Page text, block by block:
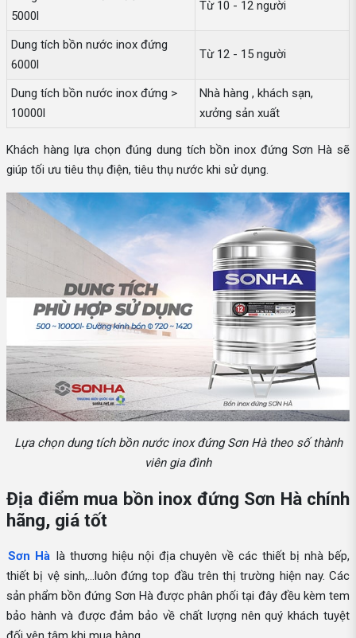
5000l
Từ 10 - 12 người
Dung tích bồn nước inox đứng
6000l
Từ 12 - 15 người
Dung tích bồn nước inox đứng >
10000l
Nhà hàng , khách sạn,
xưởng sản xuất
Khách hàng lựa chọn đúng dung tích bồn inox đứng Sơn Hà sẽ
giúp tối ưu tiêu thụ điện, tiêu thụ nước khi sử dụng.
Lựa chọn dung tích bồn nước inox đứng Sơn Hà theo số thành
viên gia đình
Địa điểm mua bồn inox đứng Sơn Hà chính
hãng, giá tốt
Sơn Hà là thương hiệu nội địa chuyên về các thiết bị nhà bếp,
thiết bị vệ sinh,...luôn đứng top đầu trên thị trường hiện nay. Các
sản phẩm bồn đứng Sơn Hà được phân phối tại đây đều kèm tem
bảo hành và được đảm bảo về chất lượng nên quý khách tuyệt